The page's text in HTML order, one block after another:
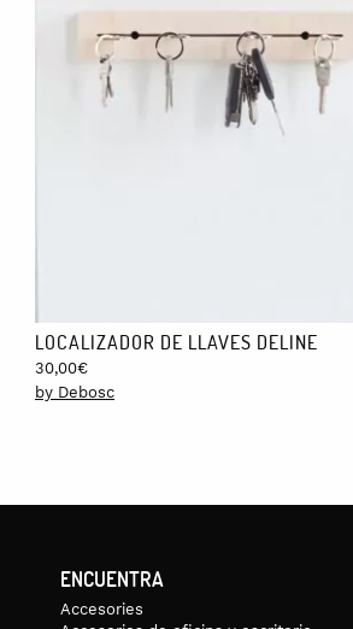
LOCALIZADOR DE LLAVES DELINE
30,00€
by Debosc
ENCUENTRA
Accesories